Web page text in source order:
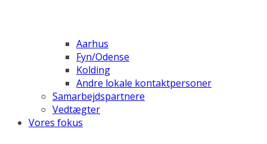
Aarhus
Fyn/Odense
Kolding
Andre lokale kontaktpersoner
Samarbejdspartnere
Vedtægter
Vores fokus